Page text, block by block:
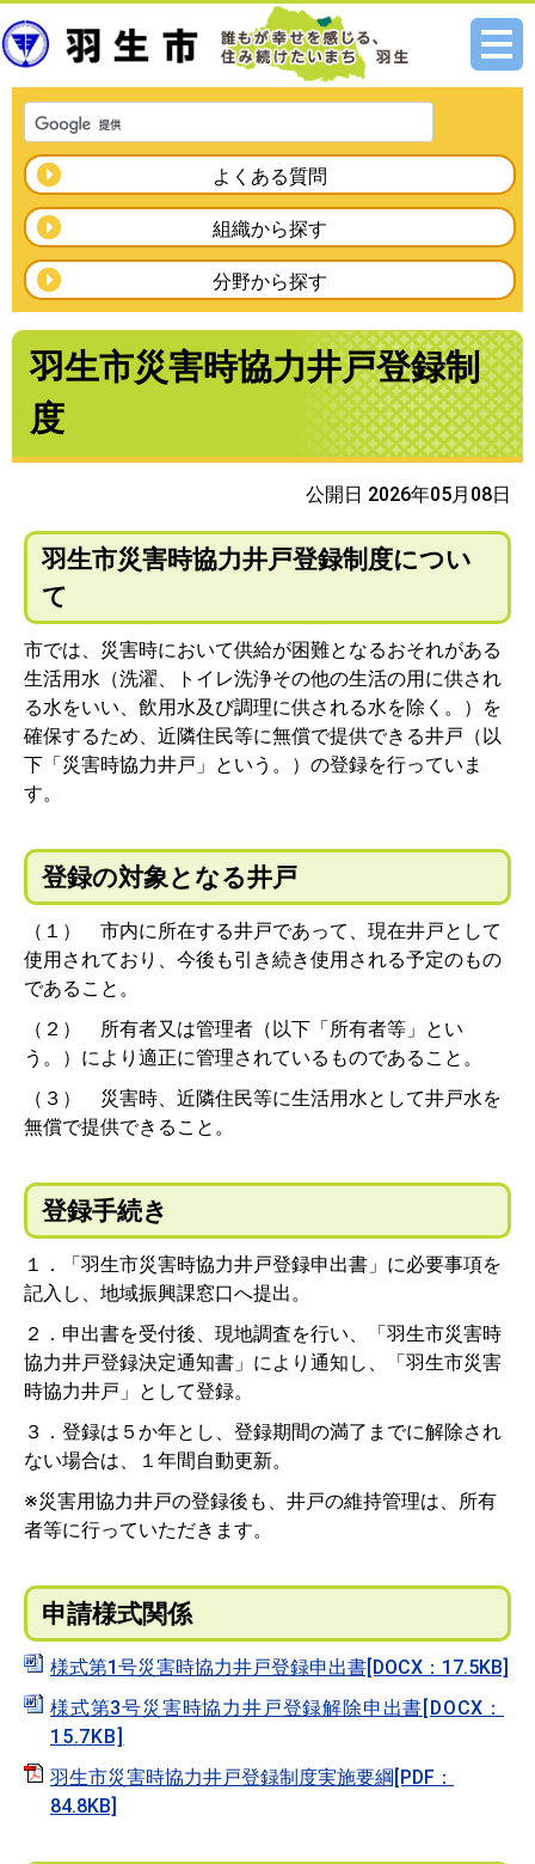
メニ
よくある質問
組織から探す
分野から探す
羽生市災害時協力井戸登録制
度
公開日 2026年05月08日
羽生市災害時協力井戸登録制度につい
て
市では、災害時において供給が困難となるおそれがある
生活用水（洗濯、トイレ洗浄その他の生活の用に供され
る水をいい、飲用水及び調理に供される水を除く。）を
確保するため、近隣住民等に無償で提供できる井戸（以
下「災害時協力井戸」という。）の登録を行っていま
す。
登録の対象となる井戸
（１） 市内に所在する井戸であって、現在井戸として
使用されており、今後も引き続き使用される予定のもの
であること。
（２） 所有者又は管理者（以下「所有者等」とい
う。）により適正に管理されているものであること。
（３） 災害時、近隣住民等に生活用水として井戸水を
無償で提供できること。
登録手続き
１．「羽生市災害時協力井戸登録申出書」に必要事項を
記入し、地域振興課窓口へ提出。
２．申出書を受付後、現地調査を行い、「羽生市災害時
協力井戸登録決定通知書」により通知し、「羽生市災害
時協力井戸」として登録。
３．登録は５か年とし、登録期間の満了までに解除され
ない場合は、１年間自動更新。
※災害用協力井戸の登録後も、井戸の維持管理は、所有
者等に行っていただきます。
申請様式関係
様式第1号災害時協力井戸登録申出書[DOCX：17.5KB]
様式第3号災害時協力井戸登録解除申出書[DOCX：
15.7KB]
羽生市災害時協力井戸登録制度実施要綱[PDF：
84.8KB]